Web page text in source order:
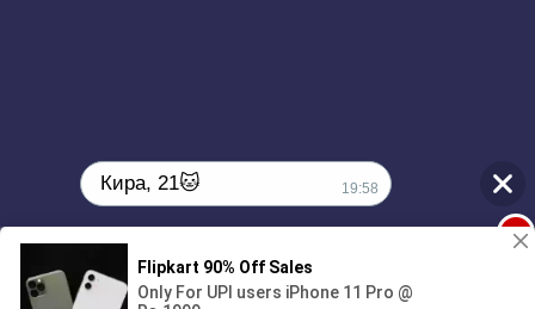
00:00
Кира, 21🐱 19:58
Поиграешь со мной? 💖🐾
1